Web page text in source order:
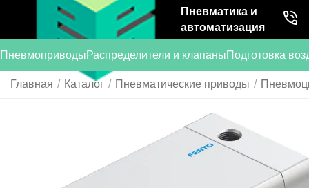
Пневматика и
автоматизация
ПневмоприводыРаспределители и клапаныПодготовка
Главная / Каталог / Пневматические приводы /